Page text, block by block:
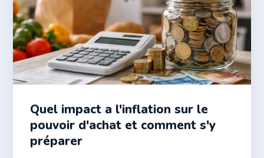
Quel impact a l'inflation sur le
pouvoir d'achat et comment s'y
préparer